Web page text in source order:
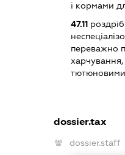
і кормами
47.11
переважно
dossier.tax
dossier.staff